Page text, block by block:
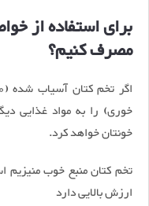
برای استفاده از
مصرف کنیم؟
خوری) را به مواد غذایی
خونتان خواهد کرد.
تخم کتان منبع خوب منیزیم
ارزش بالایی دارد